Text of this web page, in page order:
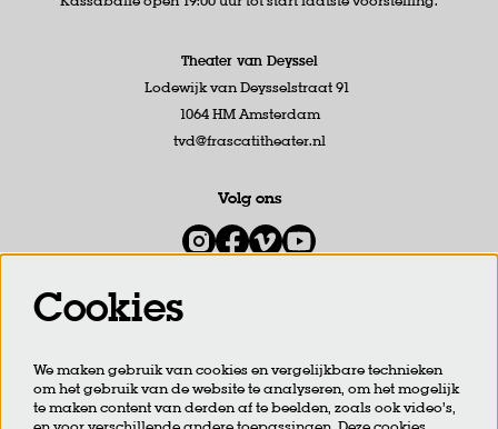
Theater van Deyssel
Lodewijk van Deysselstraat 91
1064 HM Amsterdam
tvd@frascatitheater.nl
Volg ons
Meld je aan voor de nieuwsbrief
AANMELDEN
Cookies
We maken gebruik van cookies en vergelijkbare technieken
om het gebruik van de website te analyseren, om het mogelijk
te maken content van derden af te beelden, zoals ook video’s,